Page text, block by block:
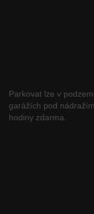
Parkovat lze v
garážích pod
hodiny zdarma.